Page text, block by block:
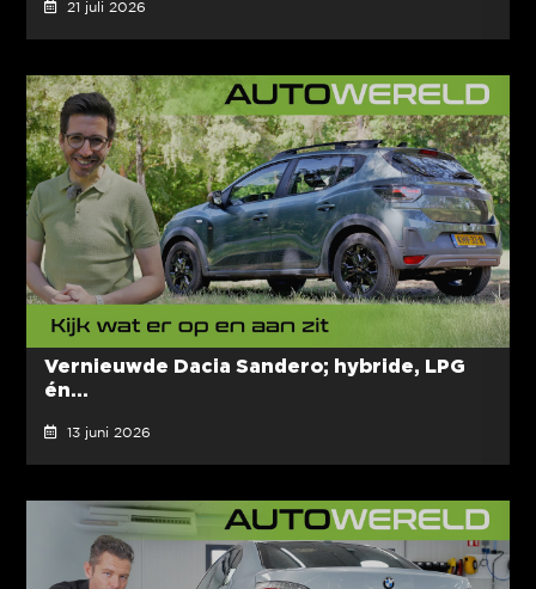
21 juli 2026
Vernieuwde Dacia Sandero; hybride, LPG
én...
13 juni 2026